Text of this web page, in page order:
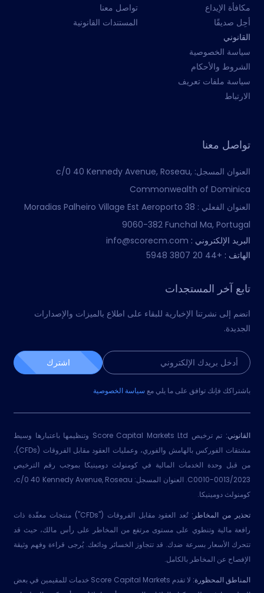
مكافأة الإيداع
أحِل صديقًا
تواصل معنا
المستندات القانونية
القانوني
سياسة الخصوصية
الشروط والأحكام
سياسة ملفات تعريف
الارتباط
تواصل معنا
العنوان المسجل: c/0 40 Kennedy Avenue, Roseau,
Commonwealth of Dominica
العنوان الفعلي : Moradias Palheiro Village Est Aeroporto 38
9060-382 Funchal Ma, Portugal
البريد الإلكتروني :
الهاتف : +44 20 3807 5948
تابع آخر المستجدات
انضم إلى نشرتنا الإخبارية للبقاء على اطلاع بالميزات والإصدارات
الجديدة.
اشترك
باشتراكك فإنك توافق على ما يلي مع سياسة الخصوصية
القانوني:
تم ترخيص Score Capital Markets Ltd وتنظيمها باعتبارها وسيط
مشتقات الفوركس بالهامش والفوري، وعمليات العقود مقابل الفروقات (CFDs)،
من قبل وحدة الخدمات المالية في كومنولث دومينيكا بموجب رقم الترخيص
2023/C0010-0013. العنوان المسجل: c/0 40 Kennedy Avenue, Roseau،
كومنولث دومينيكا.
تحذير من المخاطر:
تُعد العقود مقابل الفروقات ("CFDs") منتجات معقّدة ذات
رافعة مالية وتنطوي على مستوى مرتفع من المخاطر على رأس مالك، حيث قد
تتحرك الأسعار بسرعة ضدك. قد تتجاوز الخسائر ودائعك. يُرجى قراءة وفهم وثيقة
الإفصاح عن المخاطر بالكامل.
المناطق المحظورة:
لا تقدم Score Capital Markets خدمات للمقيمين في بعض